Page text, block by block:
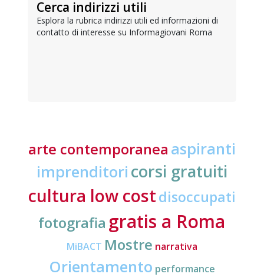
Cerca indirizzi utili
Esplora la rubrica indirizzi utili ed informazioni di
contatto di interesse su Informagiovani Roma
arte contemporanea aspiranti
imprenditori corsi gratuiti
cultura low costdisoccupati
fotografia gratis a Roma
MiBACT Mostre narrativa
Orientamento performance